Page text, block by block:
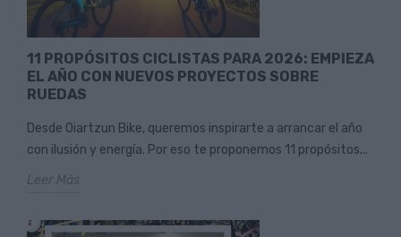
11 PROPÓSITOS CICLISTAS PARA 2026: EMPIEZA
EL AÑO CON NUEVOS PROYECTOS SOBRE
RUEDAS
Desde Oiartzun Bike, queremos inspirarte a arrancar el año
con ilusión y energía. Por eso te proponemos 11 propósitos...
Leer Más